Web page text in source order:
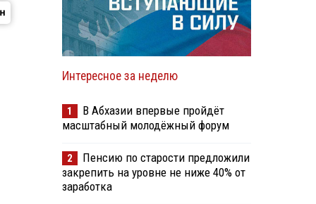
Интересное за неделю
1
В Абхазии впервые пройдёт
масштабный молодёжный форум
2
Пенсию по старости предложили
закрепить на уровне не ниже 40% от
заработка